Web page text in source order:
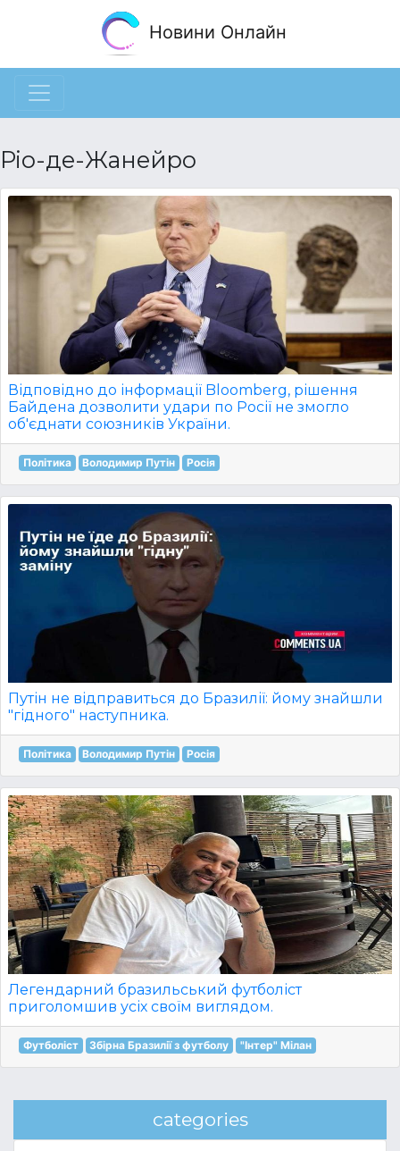
Новини Онлайн
Ріо-де-Жанейро
Відповідно до інформації Bloomberg, рішення
Байдена дозволити удари по Росії не змогло
об'єднати союзників України.
Політика Володимир Путін Росія
Путін не відправиться до Бразилії: йому знайшли
"гідного" наступника.
Політика Володимир Путін Росія
Легендарний бразильський футболіст
приголомшив усіх своїм виглядом.
Футболіст Збірна Бразилії з футболу "Інтер" Мілан
categories